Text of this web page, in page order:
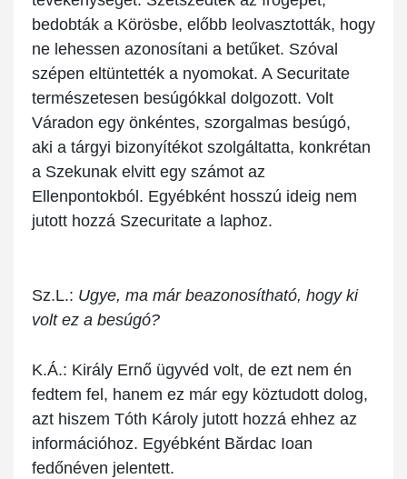
bedobták a Körösbe, előbb leolvasztották, hogy
ne lehessen azonosítani a betűket. Szóval
szépen eltüntették a nyomokat. A Securitate
természetesen besúgókkal dolgozott. Volt
Váradon egy önkéntes, szorgalmas besúgó,
aki a tárgyi bizonyítékot szolgáltatta, konkrétan
a Szekunak elvitt egy számot az
Ellenpontokból. Egyébként hosszú ideig nem
jutott hozzá Szecuritate a laphoz.
Sz.L.: Ugye, ma már beazonosítható, hogy ki
volt ez a besúgó?
K.Á.: Király Ernő ügyvéd volt, de ezt nem én
fedtem fel, hanem ez már egy köztudott dolog,
azt hiszem Tóth Károly jutott hozzá ehhez az
információhoz. Egyébként Bărdac Ioan
fedőnéven jelentett.